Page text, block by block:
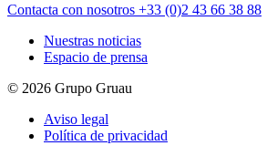
Contacta con nosotros +33 (0)2 43 66 38 88
Nuestras noticias
Espacio de prensa
© 2026 Grupo Gruau
Aviso legal
Política de privacidad